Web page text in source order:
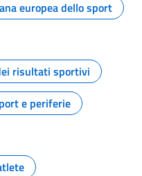
europea dello sport
risultati sportivi
e periferie